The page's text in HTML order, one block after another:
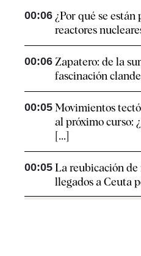
00:06 ¿Por qué se
reactores
00:06 Zapatero: de la
fascinación
00:05 Movimientos
al próximo curso:
[...]
00:05 La reubicación de
llegados a Ceuta